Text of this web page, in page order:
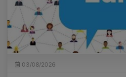
03/08/2026